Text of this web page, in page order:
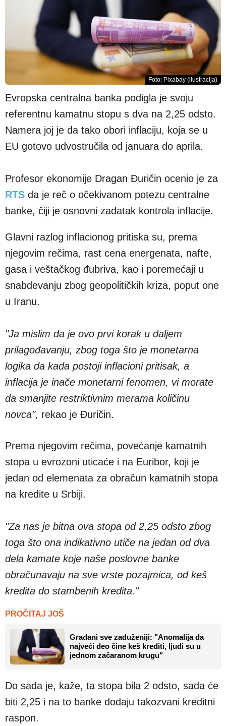
Foto: Pixabay (ilustracija)
Evropska centralna banka podigla je svoju
referentnu kamatnu stopu s dva na 2,25 odsto.
Namera joj je da tako obori inflaciju, koja se u
EU gotovo udvostručila od januara do aprila.
Profesor ekonomije Dragan Đuričin ocenio je za
RTS da je reč o očekivanom potezu centralne
banke, čiji je osnovni zadatak kontrola inflacije.
Glavni razlog inflacionog pritiska su, prema
njegovim rečima, rast cena energenata, nafte,
gasa i veštačkog đubriva, kao i poremećaji u
snabdevanju zbog geopolitičkih kriza, poput one
u Iranu.
"Ja mislim da je ovo prvi korak u daljem
prilagođavanju, zbog toga što je monetarna
logika da kada postoji inflacioni pritisak, a
inflacija je inače monetarni fenomen, vi morate
da smanjite restriktivnim merama količinu
novca", rekao je Đuričin.
Prema njegovim rečima, povećanje kamatnih
stopa u evrozoni uticaće i na Euribor, koji je
jedan od elemenata za obračun kamatnih stopa
na kredite u Srbiji.
"Za nas je bitna ova stopa od 2,25 odsto zbog
toga što ona indikativno utiče na jedan od dva
dela kamate koje naše poslovne banke
obračunavaju na sve vrste pozajmica, od keš
kredita do stambenih kredita."
PROČITAJ JOŠ
Građani sve zaduženiji: "Anomalija da
najveći deo čine keš krediti, ljudi su u
jednom začaranom krugu"
Do sada je, kaže, ta stopa bila 2 odsto, sada će
biti 2,25 i na to banke dodaju takozvani kreditni
raspon.